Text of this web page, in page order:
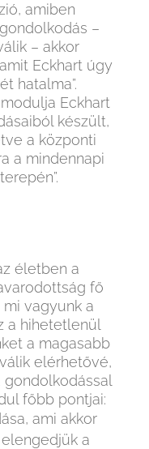
amiben
–
– akkor
Eckhart úgy
hatalma”.
Eckhart
készült,
a központi
a mindennapi
életben a
fő
vagyunk a
a hihetetlenül
a magasabb
elérhetővé,
főbb pontjai:
ami akkor
a